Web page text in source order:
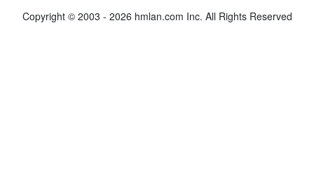
Copyright © 2003 - 2026 hmlan.com Inc. All Rights Reserved